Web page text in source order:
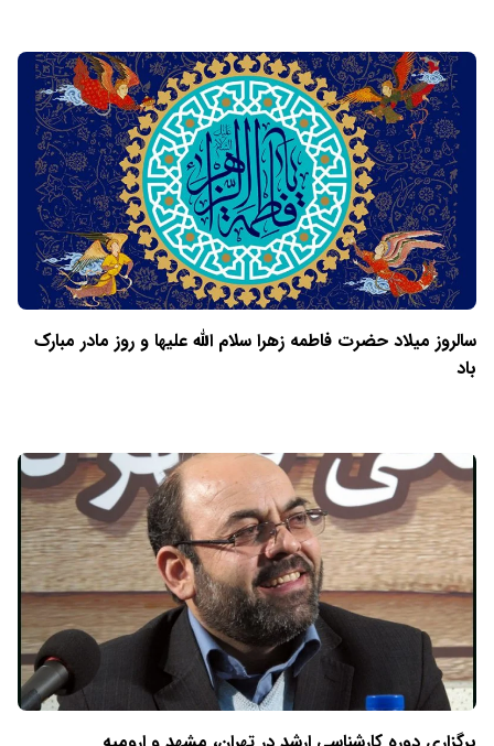
سالروز میلاد حضرت فاطمه زهرا سلام الله علیها و روز مادر مبارک
باد